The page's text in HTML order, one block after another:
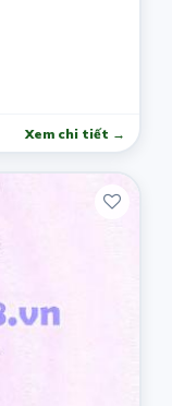
Xem chi tiết →